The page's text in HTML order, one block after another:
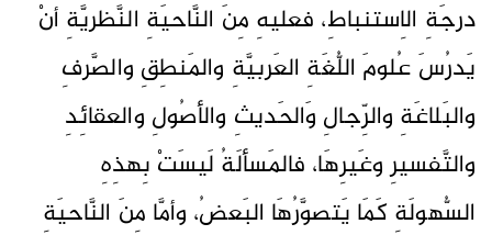
درجَةِ الاِستنباطِ، فعليهِ مِنَ النَّاحيَةِ النَّظريَّةِ أنْ
يَدرُسَ عُلومَ اللُّغَةِ العَربيَّةِ والمَنطِقِ والصَّرفِ
والبَلاغَةِ والرِّجالِ وَالحَديثِ والأصُولِ والعقائِدِ
والتَّفسيرِ وغَيرِهَا، فالمَسألَةُ لَيسَتْ بِهذِهِ
السُّهولَةِ كَمَا يَتصوَّرُهَا البَعضُ، وأمَّا مِنَ النَّاحيَةِ